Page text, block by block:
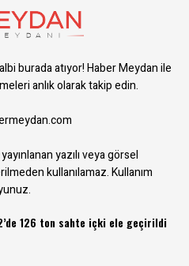
burada atıyor! Haber Meydan ile
anlık olarak takip edin.
yazılı veya görsel
kullanılamaz.Kullanım
126 ton sahte içki ele geçirildi